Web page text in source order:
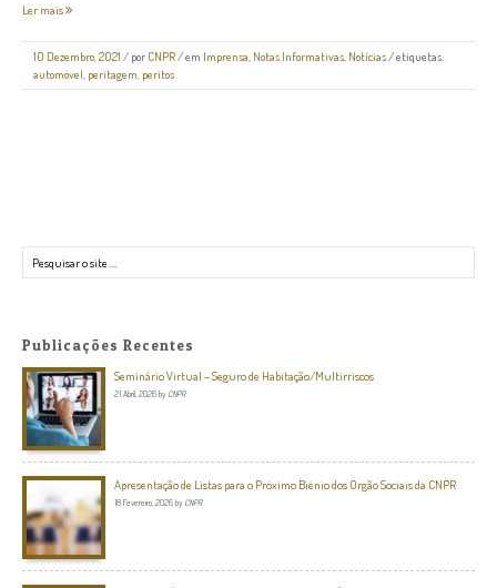
Ler mais
10 Dezembro, 2021 / por CNPR/ em Imprensa, Notas Informativas, Notícias/ etiquetas:
automóvel, peritagem, peritos
Publicações Recentes
Seminário Virtual – Seguro de Habitação/Multirriscos
21 Abril, 2026 by CNPR
Apresentação de Listas para o Próximo Biénio dos Orgão Sociais da CNPR
18 Fevereiro, 2026 by CNPR